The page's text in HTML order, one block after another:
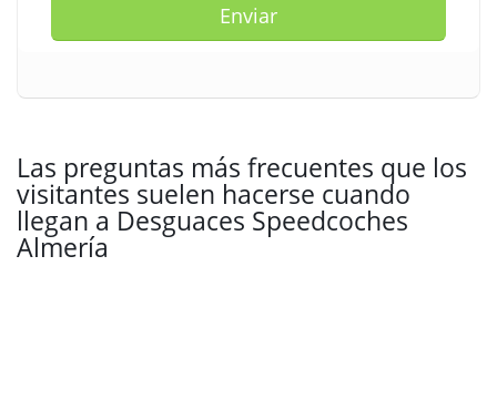
Enviar
Las preguntas más frecuentes que los
visitantes suelen hacerse cuando
llegan a Desguaces Speedcoches
Almería